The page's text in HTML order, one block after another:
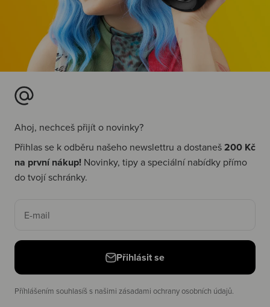
Ahoj, nechceš přijít o novinky?
Přihlas se k odběru našeho newslettru a dostaneš200 Kč
na první nákup! Novinky, tipy a speciální nabídky přímo
do tvojí schránky.
E-mail
Přihlásit se
Příhlášením souhlasíš s našimi zásadami ochrany osobních údajů.